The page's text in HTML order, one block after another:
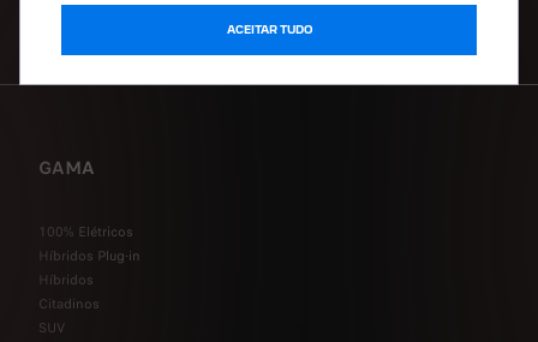
GAMA
100% Elétricos
Híbridos Plug-in
Híbridos
Citadinos
SUV
ACEITAR TUDO